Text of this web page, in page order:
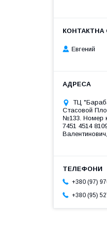
Евгений
ТЦ
Стасовой
№133. Номер
7451 4514
+380 (97)
+380 (95)